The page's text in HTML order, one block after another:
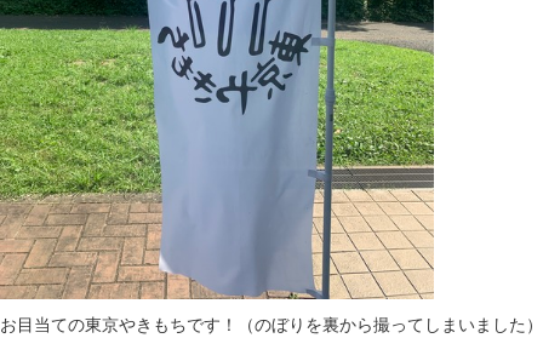
お目当ての東京やきもちです！（のぼりを裏から撮ってしまいました）